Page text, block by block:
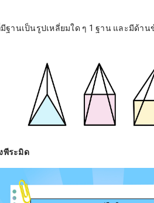
นเป็นรูปเหลี่ยมใด ๆ 1 ฐาน และมีด้าน
พีระมิด